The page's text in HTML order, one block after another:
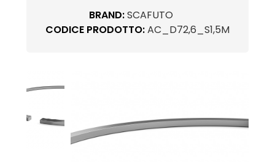
BRAND:SCAFUTO
CODICE PRODOTTO:AC_D72,6_S1,5M